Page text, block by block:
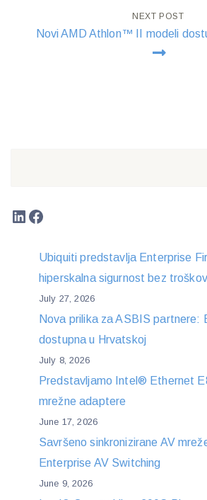
NEXT POST
Novi AMD Athlon™ II modeli
LinkedIn
Facebook
Ubiquiti predstavlja Enterprise
hiperskalna sigurnost bez
July 27, 2026
Nova prilika za ASBIS partnere:
dostupna u Hrvatskoj
July 8, 2026
Predstavljamo Intel® Ethernet
mrežne adaptere
June 17, 2026
Savršeno sinkronizirane AV
Enterprise AV Switching
June 9, 2026